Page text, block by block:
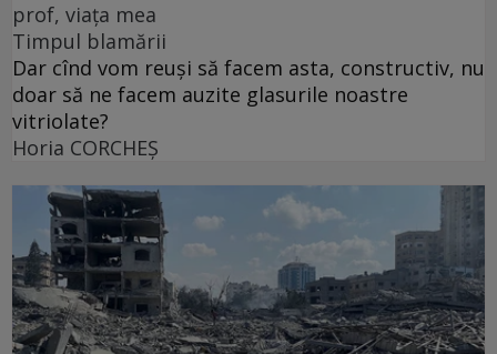
prof, viața mea
Timpul blamării
Dar cînd vom reuși să facem asta, constructiv, nu
doar să ne facem auzite glasurile noastre
vitriolate?
Horia CORCHEŞ